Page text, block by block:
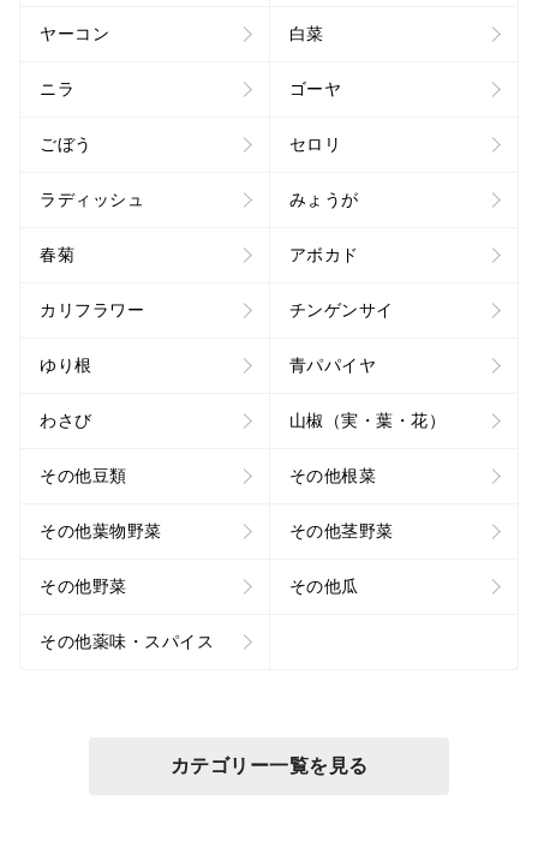
ヤーコン 白菜
ニラ ゴーヤ
ごぼう セロリ
ラディッシュ みょうが
春菊 アボカド
カリフラワー チンゲンサイ
ゆり根 青パパイヤ
わさび 山椒（実・葉・花）
その他豆類 その他根菜
その他葉物野菜 その他茎野菜
その他野菜 その他瓜
その他薬味・スパイス
カテゴリー一覧を見る